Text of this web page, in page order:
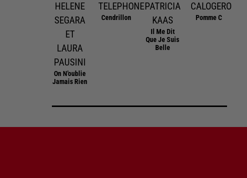
HELENE
SEGARA
ET
LAURA
PAUSINI
On N'oublie
Jamais Rien
TELEPHONE
Cendrillon
PATRICIA
KAAS
Il Me Dit
Que Je Suis
Belle
CALOGERO
Pomme C